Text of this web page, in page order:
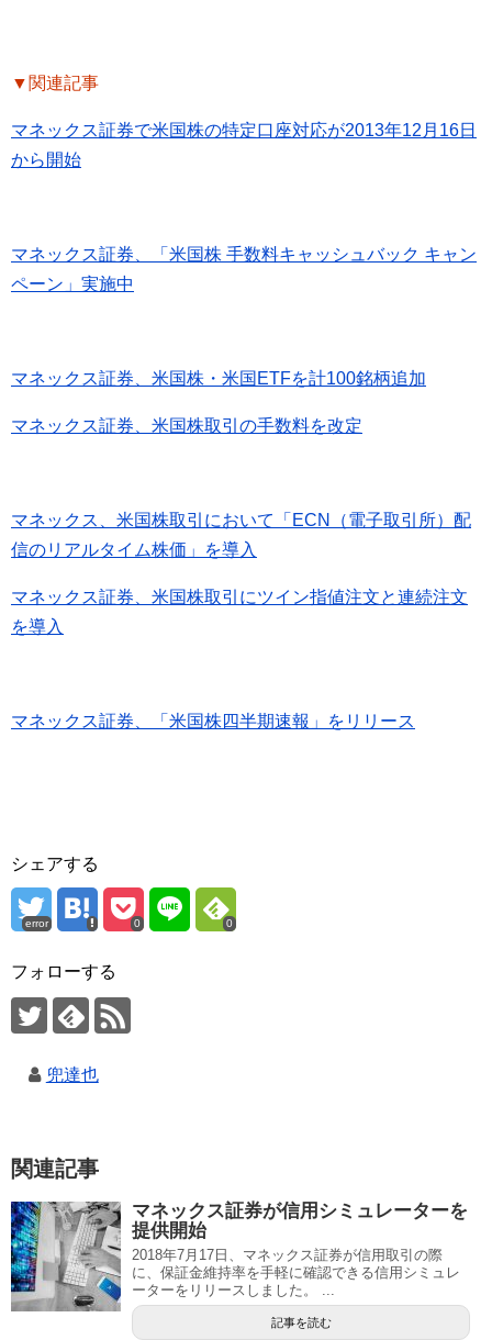
▼関連記事
マネックス証券で米国株の特定口座対応が2013年12月16日
から開始
マネックス証券、「米国株 手数料キャッシュバック キャン
ペーン」実施中
マネックス証券、米国株・米国ETFを計100銘柄追加
マネックス証券、米国株取引の手数料を改定
マネックス、米国株取引において「ECN（電子取引所）配
信のリアルタイム株価」を導入
マネックス証券、米国株取引にツイン指値注文と連続注文
を導入
マネックス証券、「米国株四半期速報」をリリース
シェアする
error 0 0
フォローする
兜達也
関連記事
マネックス証券が信用シミュレーターを
提供開始
2018年7月17日、マネックス証券が信用取引の際
に、保証金維持率を手軽に確認できる信用シミュレ
ーターをリリースしました。 ...
記事を読む